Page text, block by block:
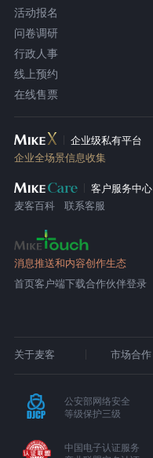
活动报名
问卷调研
行政人事
线上预约
在线售票
企业级私有平台
企业全场景信息收集
客户服务中心
麦客百科
联系客服
消息推送和内容创作生态
首页客户端下载合作伙伴登录
关于麦客 市场合作
公安部网络安全
等级保护三级
中国电子认证服务